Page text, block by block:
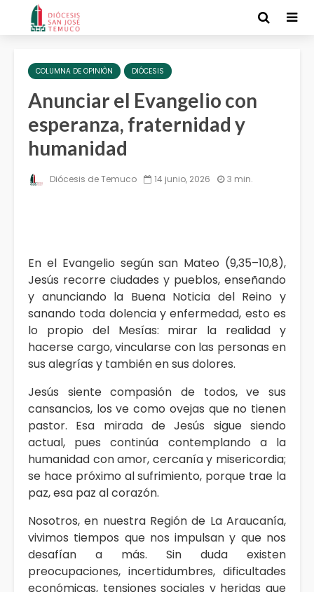
COLUMNA DE OPINIÒN DIÓCESIS
Anunciar el Evangelio con
esperanza, fraternidad y
humanidad
Diócesis de Temuco 14 junio, 2026 3 min.
En el Evangelio según san Mateo (9,35–10,8),
Jesús recorre ciudades y pueblos, enseñando
y anunciando la Buena Noticia del Reino y
sanando toda dolencia y enfermedad, esto es
lo propio del Mesías: mirar la realidad y
hacerse cargo, vincularse con las personas en
sus alegrías y también en sus dolores.
Jesús siente compasión de todos, ve sus
cansancios, los ve como ovejas que no tienen
pastor. Esa mirada de Jesús sigue siendo
actual, pues continúa contemplando a la
humanidad con amor, cercanía y misericordia;
se hace próximo al sufrimiento, porque trae la
paz, esa paz al corazón.
Nosotros, en nuestra Región de La Araucanía,
vivimos tiempos que nos impulsan y que nos
desafían a más. Sin duda existen
preocupaciones, incertidumbres, dificultades
económicas, tensiones sociales y heridas que